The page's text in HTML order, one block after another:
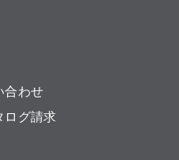
合わせ
ログ請求